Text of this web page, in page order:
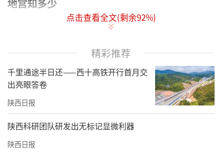
地宫知多少
地宫，也就是我们通常说的墓室，是放置棺椁
提到地宫，根据《史记•秦始皇本纪》的记
载：“穿三泉，下铜而致椁，宫观百官奇器珍
怪徙臧满之。令匠作机弩矢，有所穿近者辄射
之。以水银为百川江河大海，机相灌输，上具
天文，下具地理。以人鱼膏为烛，度不灭者久
点击查看全文(剩余92%)
精彩推荐
千里通途半日还——西十高铁开行首月交
出亮眼答卷
陕西日报
陕西科研团队研发出无标记显微利器
陕西日报